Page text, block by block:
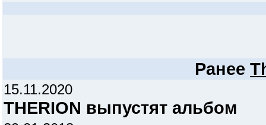
Ранее
15.11.2020
THERION выпустят альбом